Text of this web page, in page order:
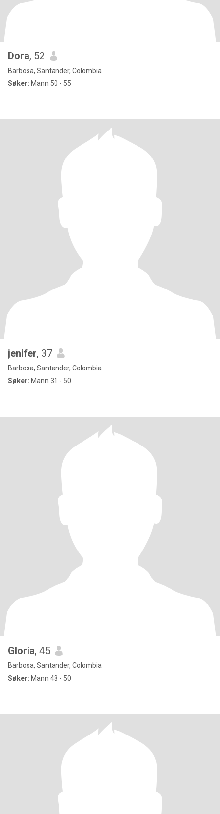
Dora, 52
Barbosa, Santander, Colombia
Søker: Mann 50 - 55
jenifer, 37
Barbosa, Santander, Colombia
Søker: Mann 31 - 50
Gloria, 45
Barbosa, Santander, Colombia
Søker: Mann 48 - 50